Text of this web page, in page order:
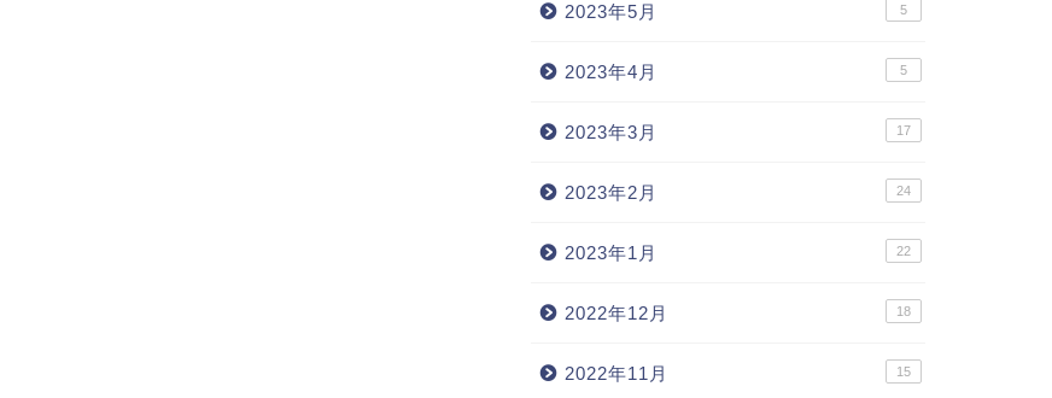
2023年5月 5
2023年4月 5
2023年3月 17
2023年2月 24
2023年1月 22
2022年12月 18
2022年11月 15